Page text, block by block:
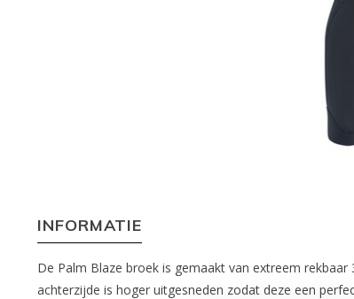
INFORMATIE
De Palm Blaze broek is gemaakt van extreem
achterzijde is hoger uitgesneden zodat deze een